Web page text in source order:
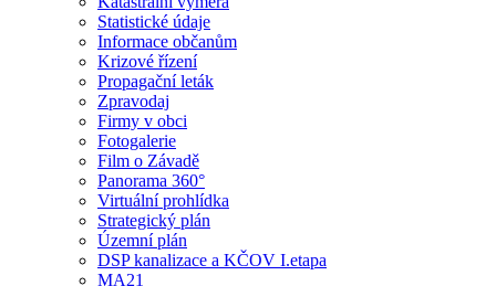
Statistické údaje
Informace občanům
Krizové řízení
Propagační leták
Zpravodaj
Firmy v obci
Fotogalerie
Film o Závadě
Panorama 360°
Virtuální prohlídka
Strategický plán
Územní plán
DSP kanalizace a KČOV I.etapa
MA21